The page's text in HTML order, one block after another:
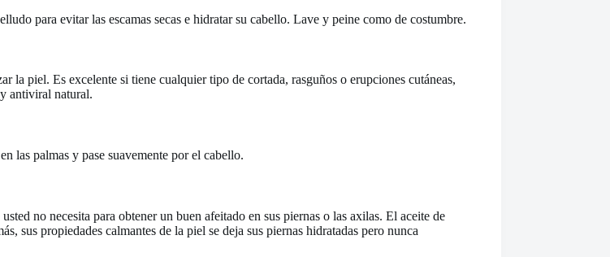
para evitar las escamas secas e hidratar su cabello. Lave y peine como de costumbre.
la piel. Es excelente si tiene cualquier tipo de cortada, rasguños o erupciones cutáneas,
antiviral natural.
las palmas y pase suavemente por el cabello.
no necesita para obtener un buen afeitado en sus piernas o las axilas. El aceite de
sus propiedades calmantes de la piel se deja sus piernas hidratadas pero nunca